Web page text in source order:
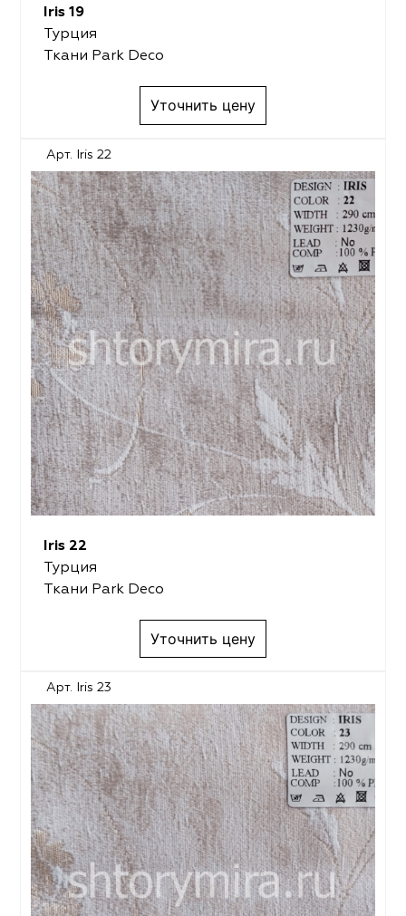
Iris 19
Турция
Ткани Park Deco
Уточнить цену
Арт. Iris 22
Iris 22
Турция
Ткани Park Deco
Уточнить цену
Арт. Iris 23